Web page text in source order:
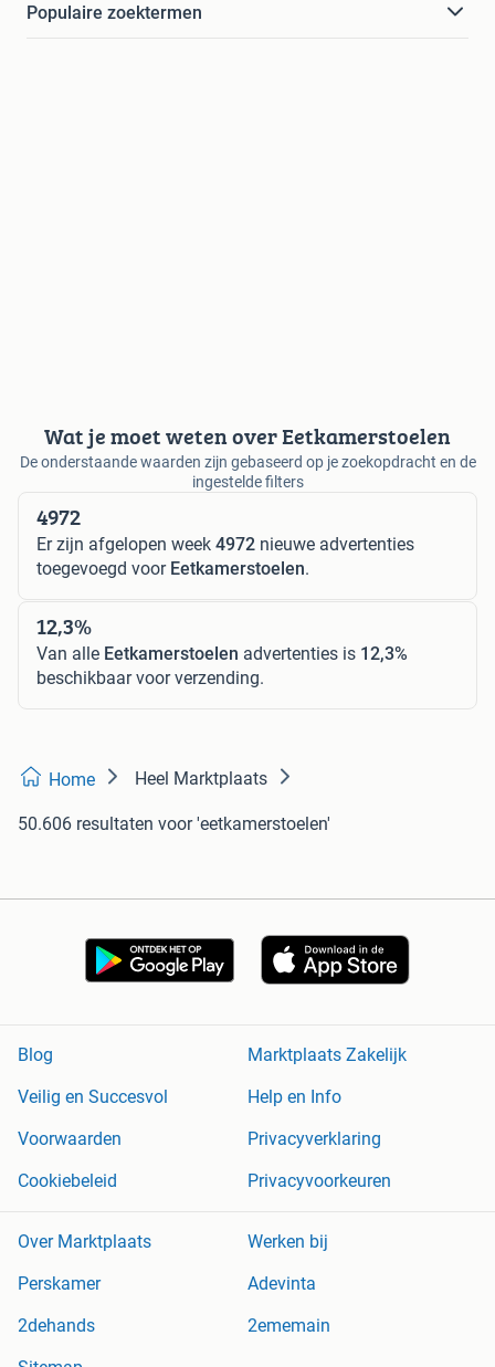
Populaire zoektermen
Wat je moet weten over Eetkamerstoelen
De onderstaande waarden zijn gebaseerd op je zoekopdracht en de
ingestelde filters
4972
Er zijn afgelopen week 4972 nieuwe advertenties
toegevoegd voor Eetkamerstoelen.
12,3%
Van alle Eetkamerstoelen advertenties is 12,3%
beschikbaar voor verzending.
Home Heel Marktplaats
50.606 resultaten voor 'eetkamerstoelen'
Blog
Marktplaats Zakelijk
Veilig en Succesvol
Help en Info
Voorwaarden
Privacyverklaring
Cookiebeleid
Privacyvoorkeuren
Over Marktplaats
Werken bij
Perskamer
Adevinta
2dehands
2ememain